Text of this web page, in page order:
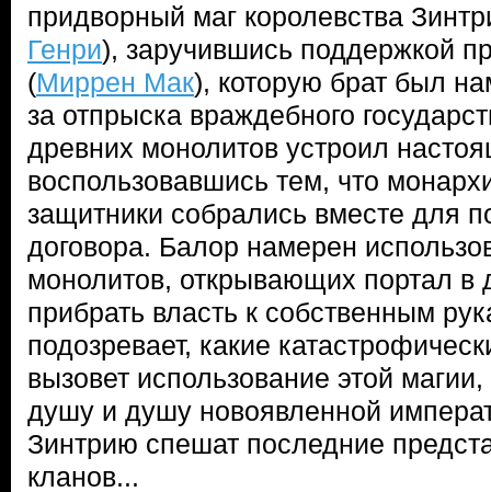
придворный маг королевства
Генри), заручившись поддержкой
(Миррен Мак), которую брат был
за отпрыска враждебного
древних монолитов устроил
воспользовавшись тем, что
защитники собрались вместе для
договора. Балор намерен
монолитов, открывающих портал в
прибрать власть к собственным
подозревает, какие
вызовет использование этой
душу и душу новоявленной
Зинтрию спешат последние
кланов...